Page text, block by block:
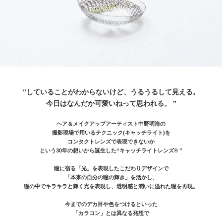
“していることがわからないけど、うるうるして見える。
今日はなんだか可愛いねって思われる。 ”
ヘア＆メイクアップアーティスト中野明海の
撮影現場で用いるテクニック(キャッチライト)を
コンタクトレンズで表現できないか
という30年の想いから誕生した“キャッチライトレンズ® ”
瞳に宿る「光」を表現したこだわりデザインで
「本来の自分の瞳の輝き」を活かし、
瞳の中でキラキラと輝く光を表現し、透明感と潤いに溢れた瞳を再現。
今までのデカ目や色をつけるといった
「カラコン」とは異なる発想で